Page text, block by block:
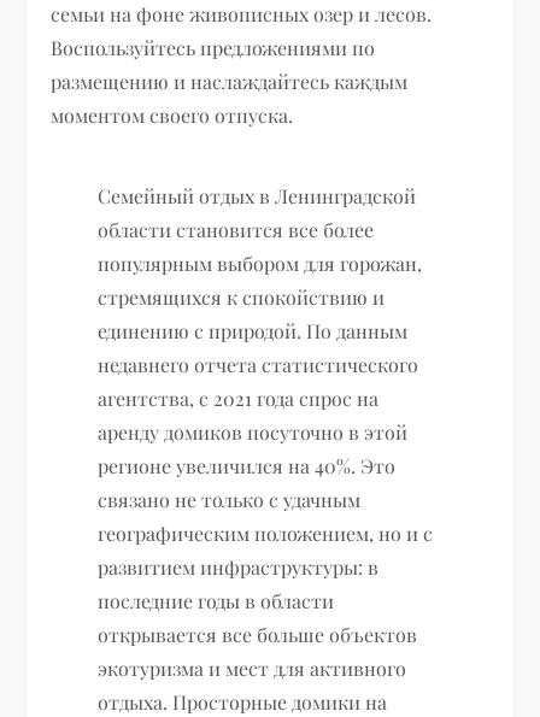
семьи на фоне живописных озер и лесов.
Воспользуйтесь предложениями по
размещению и наслаждайтесь каждым
моментом своего отпуска.
Семейный отдых в Ленинградской
области становится все более
популярным выбором для горожан,
стремящихся к спокойствию и
единению с природой. По данным
недавнего отчета статистического
агентства, с 2021 года спрос на
аренду домиков посуточно в этой
регионе увеличился на 40%. Это
связано не только с удачным
географическим положением, но и с
развитием инфраструктуры: в
последние годы в области
открывается все больше объектов
экотуризма и мест для активного
отдыха. Просторные домики на